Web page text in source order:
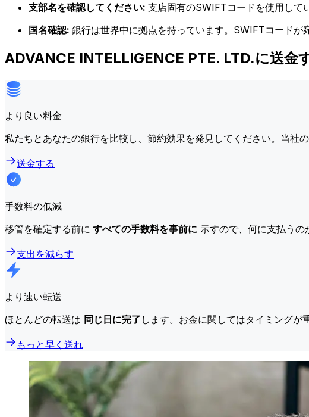
支部名を確認してください: 支店固有のSWIFTコードを使用して
国名確認: 銀行は世界中に拠点を持っています。SWIFTコードが
ADVANCE INTELLIGENCE PTE. LTD.に送金
より良い料金
私たちとあなたの銀行を比較し、節約効果を発見してください。当社
送金する
手数料の低減
移管を確定する前に すべての手数料を事前に 示すので、何に支払うの
支出を減らす
より速い転送
ほとんどの転送は 同じ日に完了 します。お金に関してはタイミングが
もっと早く送れ